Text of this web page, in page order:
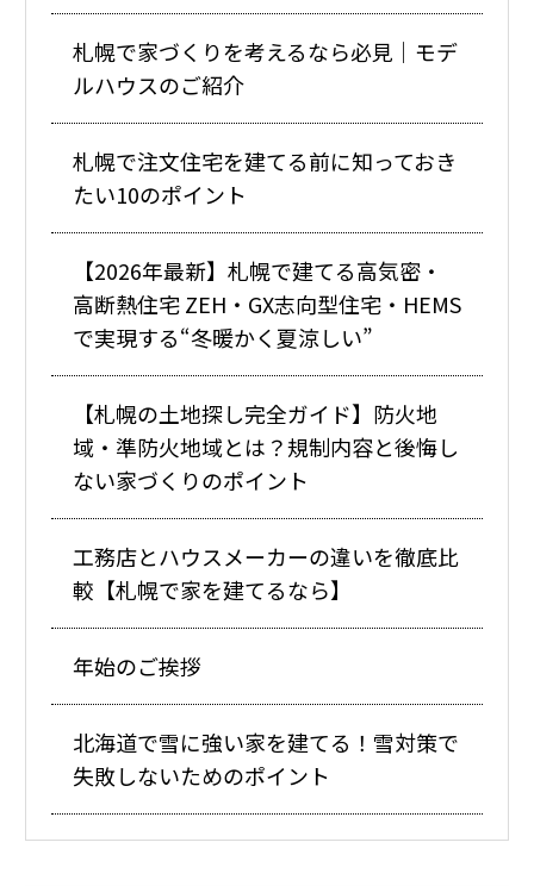
札幌で家づくりを考えるなら必見｜モデ
ルハウスのご紹介
札幌で注文住宅を建てる前に知っておき
たい10のポイント
【2026年最新】札幌で建てる高気密・
高断熱住宅 ZEH・GX志向型住宅・HEMS
で実現する“冬暖かく夏涼しい”
【札幌の土地探し完全ガイド】防火地
域・準防火地域とは？規制内容と後悔し
ない家づくりのポイント
工務店とハウスメーカーの違いを徹底比
較【札幌で家を建てるなら】
年始のご挨拶
北海道で雪に強い家を建てる！雪対策で
失敗しないためのポイント